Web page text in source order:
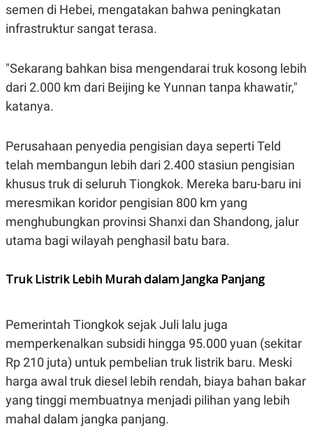
A
D
E
E
A
S
I
A
G
N
N
C
T
K
I
R
A
M
I
T
E
P
A
D
V
I
S
N
G
M
E
semen di Hebei, mengatakan bahwa peningkatan
infrastruktur sangat terasa.
"Sekarang bahkan bisa mengendarai truk kosong lebih
dari 2.000 km dari Beijing ke Yunnan tanpa khawatir,"
katanya.
Perusahaan penyedia pengisian daya seperti Teld
telah membangun lebih dari 2.400 stasiun pengisian
khusus truk di seluruh Tiongkok. Mereka baru-baru ini
meresmikan koridor pengisian 800 km yang
menghubungkan provinsi Shanxi dan Shandong, jalur
utama bagi wilayah penghasil batu bara.
Truk Listrik Lebih Murah dalam Jangka Panjang
Pemerintah Tiongkok sejak Juli lalu juga
memperkenalkan subsidi hingga 95.000 yuan (sekitar
Rp 210 juta) untuk pembelian truk listrik baru. Meski
harga awal truk diesel lebih rendah, biaya bahan bakar
yang tinggi membuatnya menjadi pilihan yang lebih
mahal dalam jangka panjang.